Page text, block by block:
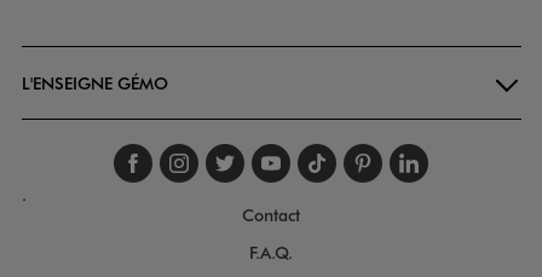
L'ENSEIGNE GÉMO
Suivez-nous sur
Suivez-nous sur
Suivez-nous sur
Suivez-nous
Suivez-nous
Suivez-
.
Contact
F.A.Q.